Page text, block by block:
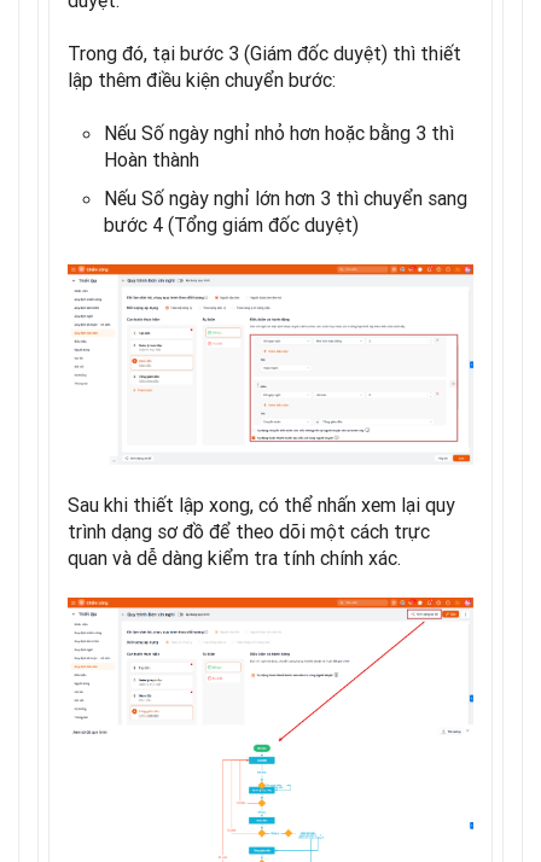
Trong đó, tại bước 3 (Giám đốc duyệt) thì thiết
lập thêm điều kiện chuyển bước:
Nếu Số ngày nghỉ nhỏ hơn hoặc bằng 3 thì
Hoàn thành
Nếu Số ngày nghỉ lớn hơn 3 thì chuyển sang
bước 4 (Tổng giám đốc duyệt)
Sau khi thiết lập xong, có thể nhấn xem lại quy
trình dạng sơ đồ để theo dõi một cách trực
quan và dễ dàng kiểm tra tính chính xác.